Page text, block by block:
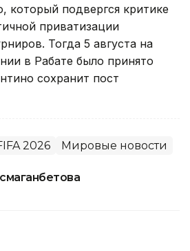
подвергся критике
приватизации
Тогда 5 августа на
в Рабате было принято
сохранит пост
2026 Мировые новости